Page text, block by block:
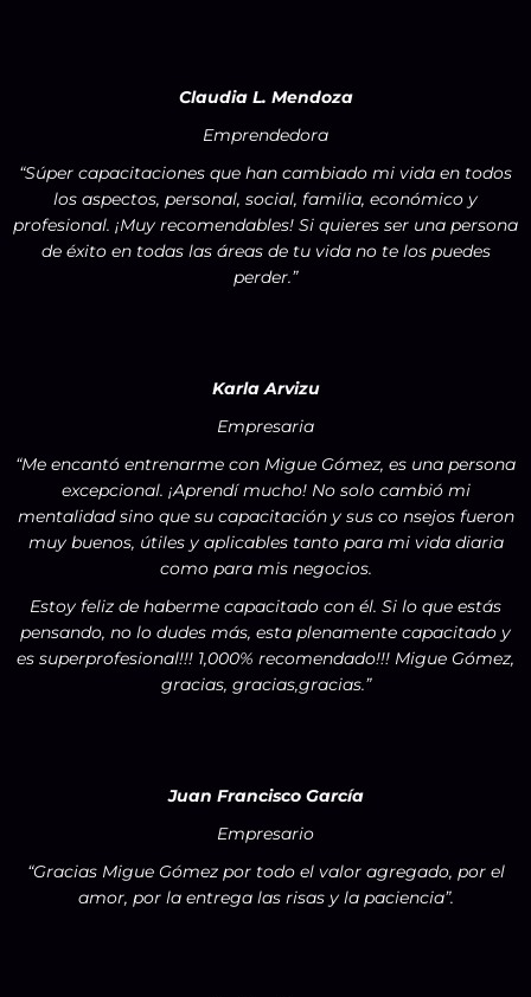
Claudia L. Mendoza
Emprendedora
“Súper capacitaciones que han cambiado mi vida en todos
los aspectos, personal, social, familia, económico y
profesional. ¡Muy recomendables! Si quieres ser una persona
de éxito en todas las áreas de tu vida no te los puedes
perder.”
Karla Arvizu
Empresaria
“Me encantó entrenarme con Migue Gómez, es una persona
excepcional. ¡Aprendí mucho! No solo cambió mi
mentalidad sino que su capacitación y sus co nsejos fueron
muy buenos, útiles y aplicables tanto para mi vida diaria
como para mis negocios.
Estoy feliz de haberme capacitado con él. Si lo que estás
pensando, no lo dudes más, esta plenamente capacitado y
es superprofesional!!! 1,000% recomendado!!! Migue Gómez,
gracias, gracias,gracias.”
Juan Francisco García
Empresario
“Gracias Migue Gómez por todo el valor agregado, por el
amor, por la entrega las risas y la paciencia”.